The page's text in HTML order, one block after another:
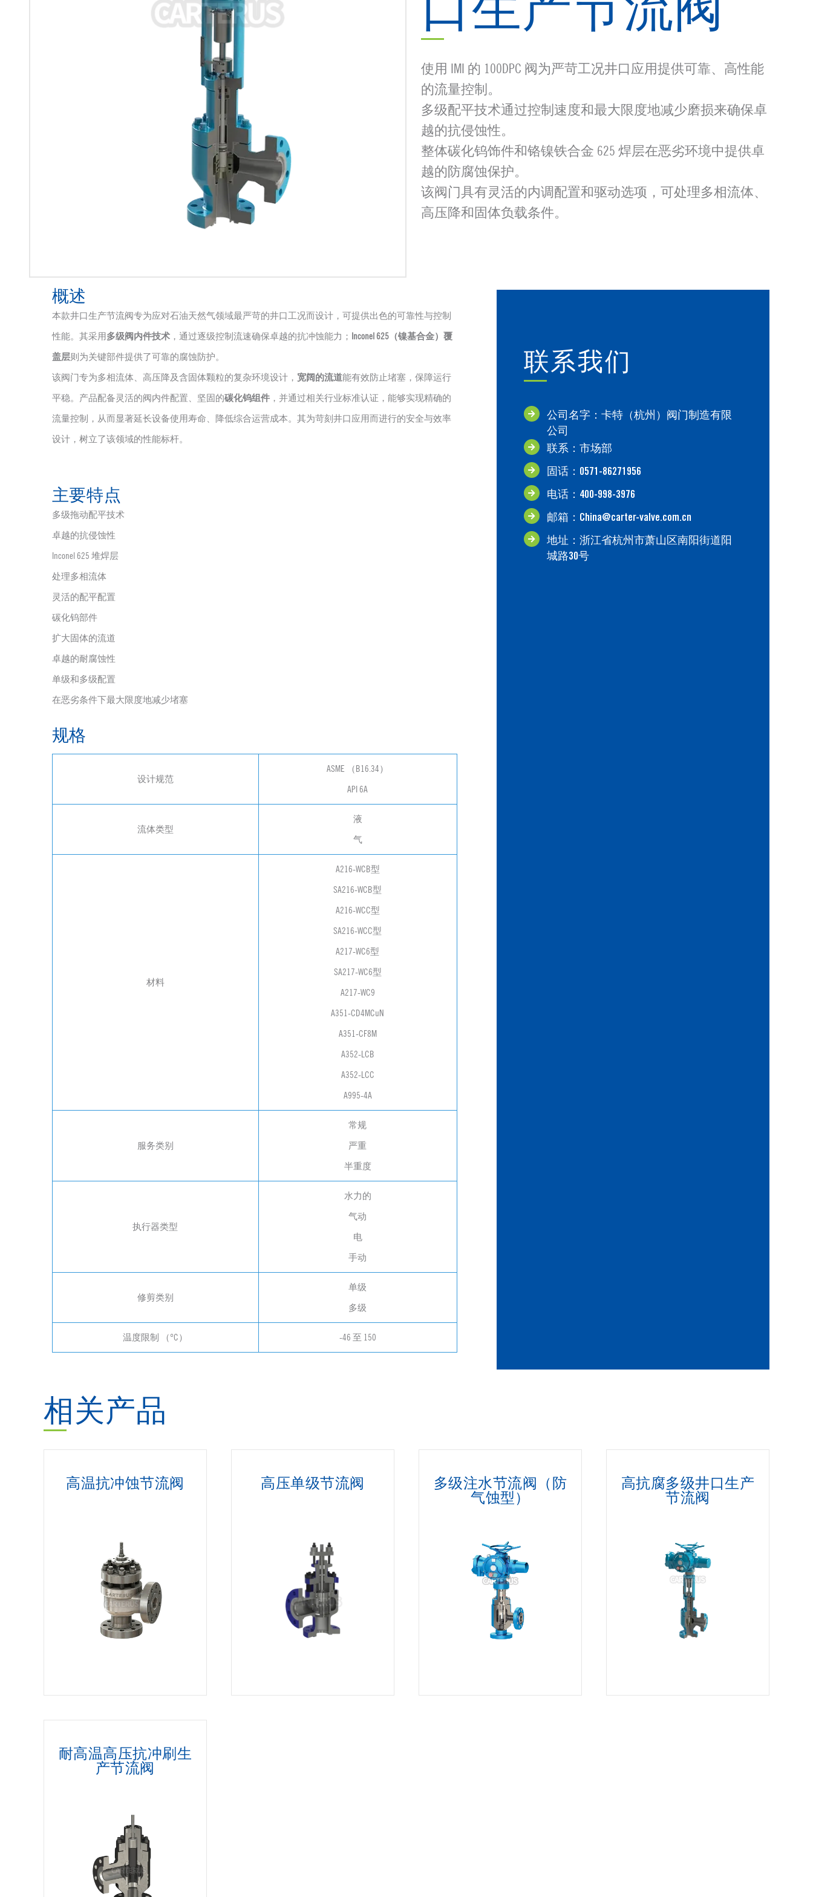
口生产节流阀
使用 IMI 的 100DPC 阀为严苛工况井口应用提供可靠、高性能
的流量控制。
多级配平技术通过控制速度和最大限度地减少磨损来确保卓
越的抗侵蚀性。
整体碳化钨饰件和铬镍铁合金 625 焊层在恶劣环境中提供卓
越的防腐蚀保护。
该阀门具有灵活的内调配置和驱动选项，可处理多相流体、
高压降和固体负载条件。
概述
本款井口生产节流阀专为应对石油天然气领域最严苛的井口工况而设计，可提供出色的可靠性与控制
性能。其采用多级阀内件技术，通过逐级控制流速确保卓越的抗冲蚀能力； Inconel 625（镍基合金）覆
盖层则为关键部件提供了可靠的腐蚀防护。
该阀门专为多相流体、高压降及含固体颗粒的复杂环境设计， 宽阔的流道能有效防止堵塞，保障运行
平稳。产品配备灵活的阀内件配置、坚固的碳化钨组件，并通过相关行业标准认证，能够实现精确的
流量控制，从而显著延长设备使用寿命、降低综合运营成本。其为苛刻井口应用而进行的安全与效率
设计，树立了该领域的性能标杆。
主要特点
多级拖动配平技术
卓越的抗侵蚀性
Inconel 625 堆焊层
处理多相流体
灵活的配平配置
碳化钨部件
扩大固体的流道
卓越的耐腐蚀性
单级和多级配置
在恶劣条件下最大限度地减少堵塞
规格
设计规范
ASME （B16.34）
API 6A
流体类型
液
气
材料
A216-WCB型
SA216-WCB型
A216-WCC型
SA216-WCC型
A217-WC6型
SA217-WC6型
A217-WC9
A351-CD4MCuN
A351-CF8M
A352-LCB
A352-LCC
A995-4A
服务类别
常规
严重
半重度
执行器类型
水力的
气动
电
手动
修剪类别
单级
多级
温度限制 （°C） -46 至 150
联系我们
公司名字：卡特（杭州）阀门制造有限
公司
联系：市场部
固话：0571-86271956
电话：400-998-3976
邮箱：China@carter-valve.com.cn
地址：浙江省杭州市萧山区南阳街道阳
城路30号
相关产品
高温抗冲蚀节流阀 高压单级节流阀
多级注水节流阀（防
气蚀型）
高抗腐多级井口生产
节流阀
耐高温高压抗冲刷生
产节流阀